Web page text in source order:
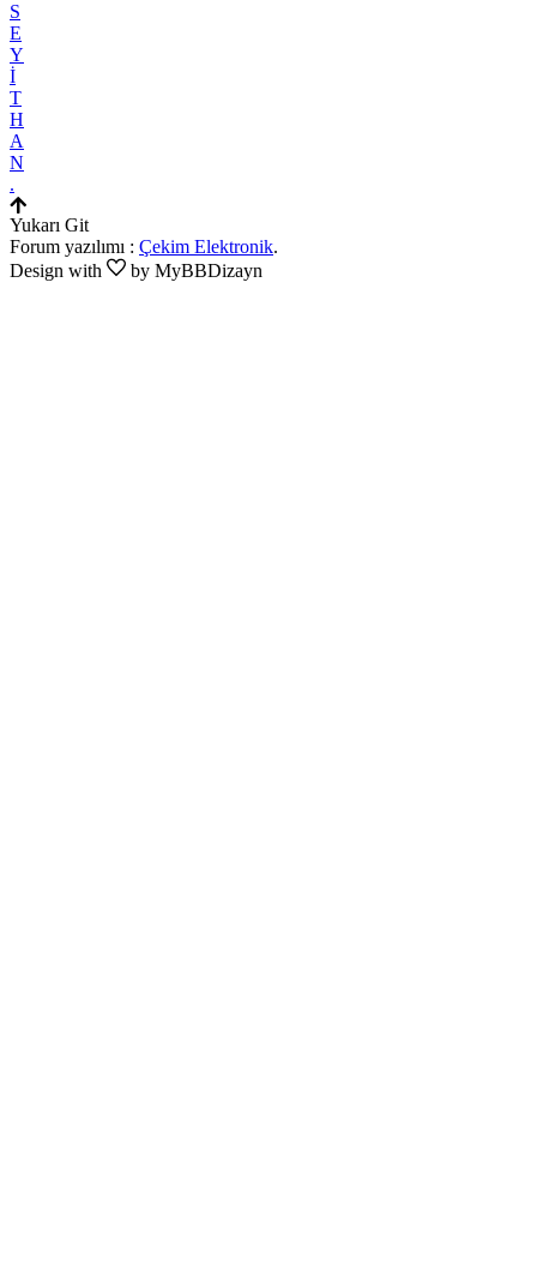
S
E
Y
İ
T
H
A
N
.
Yukarı Git
Forum yazılımı : Çekim Elektronik.
Design with
by MyBBDizayn